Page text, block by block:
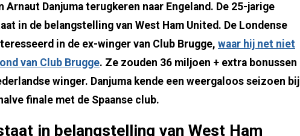
Arnaut Danjuma terugkeren naar Engeland. De 25-jarige
in de belangstelling van West Ham United. De Londense
in de ex-winger van Club Brugge, waar hij net niet
van Club Brugge. Ze zouden 36 miljoen + extra bonussen
winger. Danjuma kende een weergaloos seizoen bij
finale met de Spaanse club.
in belangstelling van West Ham